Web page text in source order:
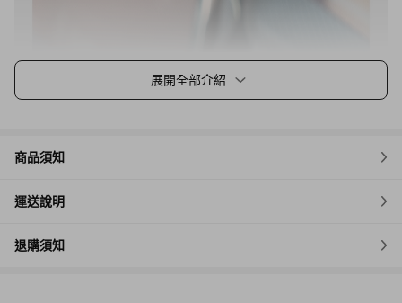
展開全部介紹
商品須知
運送說明
退購須知